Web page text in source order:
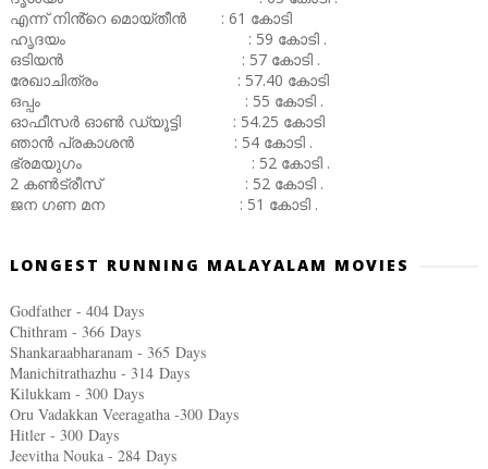
എന്ന് നിൻ്റെ മൊയ്തീൻ : 61 കോടി
ഹൃദയം : 59 കോടി .
ഒടിയൻ : 57 കോടി .
രേഖാചിത്രം : 57.40 കോടി
ഒപ്പം : 55 കോടി .
ഓഫീസർ ഓൺ ഡ്യൂട്ടി : 54.25 കോടി
ഞാൻ പ്രകാശൻ : 54 കോടി .
ഭ്രമയുഗം : 52 കോടി .
2 കൺട്രീസ് : 52 കോടി .
ജന ഗണ മന : 51 കോടി .
LONGEST RUNNING MALAYALAM MOVIES
Godfather - 404 Days
Chithram - 366 Days
Shankaraabharanam - 365 Days
Manichitrathazhu - 314 Days
Kilukkam - 300 Days
Oru Vadakkan Veeragatha -300 Days
Hitler - 300 Days
Jeevitha Nouka - 284 Days